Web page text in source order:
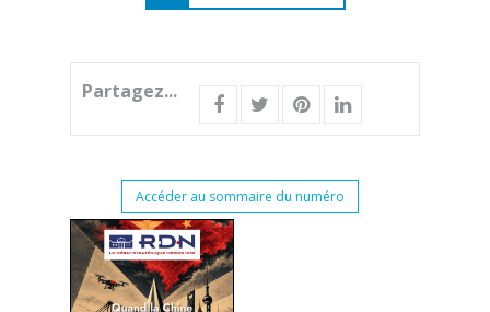
Partagez...
Accéder au sommaire du numéro